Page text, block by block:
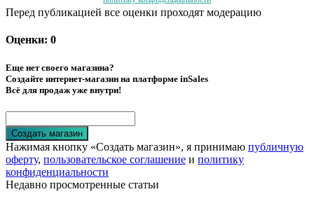
Перед публикацией все оценки проходят модерацию
Оценки: 0
Еще нет своего магазина?
Создайте интернет-магазин на платформе inSales
Всё для продаж уже внутри!
Создать магазин
Нажимая кнопку «Создать магазин», я принимаю публичную
оферту, пользовательское соглашение и политику
конфиденциальности
Недавно просмотренные статьи